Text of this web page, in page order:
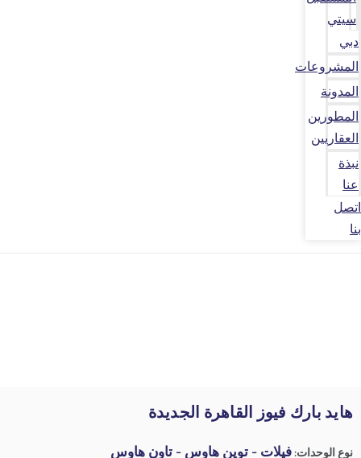
سيتي
دبي
المشروعات
المدونة
المطورين
العقاريين
نبذة
عنا
اتصل
بنا
هايد بارك فيوز القاهرة الجديدة
نوع الوحدات:فيلات - توين هاوس - تاون هاوس